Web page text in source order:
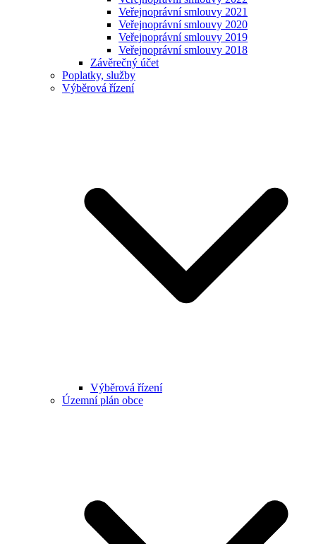
Veřejnoprávní smlouvy 2021
Veřejnoprávní smlouvy 2020
Veřejnoprávní smlouvy 2019
Veřejnoprávní smlouvy 2018
Závěrečný účet
Poplatky, služby
Výběrová řízení
Výběrová řízení
Územní plán obce